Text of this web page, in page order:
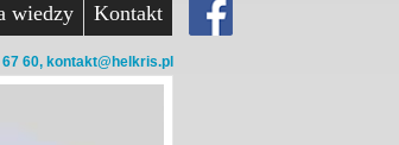
wiedzy Kontakt
60, kontakt@helkris.pl